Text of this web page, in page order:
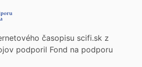
časopisu scifi.sk z
podporil Fond na podporu